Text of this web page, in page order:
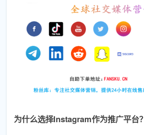
为什么选择Instagram作为推广平台？